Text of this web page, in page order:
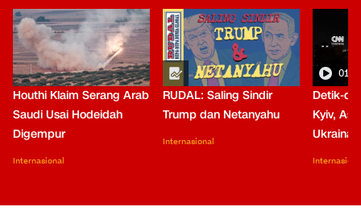
Houthi Klaim Serang Arab
Saudi Usai Hodeidah
Digempur
Internasional
RUDAL: Saling Sindir
Trump dan Netanyahu
Internasional
Detik-
Kyiv,
Ukraina